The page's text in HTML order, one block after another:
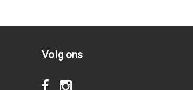
Volg ons